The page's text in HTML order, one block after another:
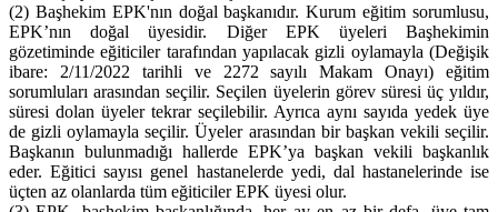
(2) Başhekim EPK'nın doğal başkanıdır. Kurum eğitim sorumlusu,
EPK’nın doğal üyesidir. Diğer EPK üyeleri Başhekimin
gözetiminde eğiticiler tarafından yapılacak gizli oylamayla (Değişik
ibare: 2/11/2022 tarihli ve 2272 sayılı Makam Onayı) eğitim
sorumluları arasından seçilir. Seçilen üyelerin görev süresi üç yıldır,
süresi dolan üyeler tekrar seçilebilir. Ayrıca aynı sayıda yedek üye
de gizli oylamayla seçilir. Üyeler arasından bir başkan vekili seçilir.
Başkanın bulunmadığı hallerde EPK’ya başkan vekili başkanlık
eder. Eğitici sayısı genel hastanelerde yedi, dal hastanelerinde ise
üçten az olanlarda tüm eğiticiler EPK üyesi olur.